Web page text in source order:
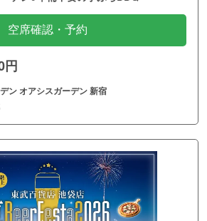
空席確認・予約
ン オアシスガーデン 新宿